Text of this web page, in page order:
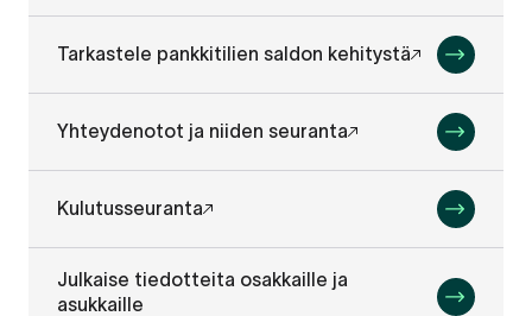
Tarkastele pankkitilien saldon kehitystä
Yhteydenotot ja niiden seuranta
Kulutusseuranta
Julkaise tiedotteita osakkaille ja
asukkaille